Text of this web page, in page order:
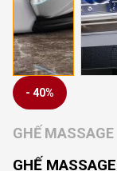
- 40%
GHẾ MASSAGE
GHẾ